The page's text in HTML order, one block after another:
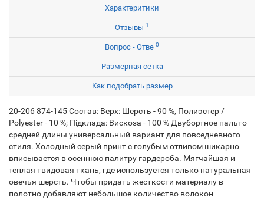
Характеритики
Отзывы 1
Вопрос - Отве 0
Размерная сетка
Как подобрать размер
20-206 874-145 Состав: Верх: Шерсть - 90 %, Полиэстер /
Polyester - 10 %; Підклада: Вискоза - 100 % Двубортное пальто
средней длины универсальный вариант для повседневного
стиля. Холодный серый принт с голубым отливом шикарно
вписывается в осеннюю палитру гардероба. Мягчайшая и
теплая твидовая ткань, где используется только натуральная
овечья шерсть. Чтобы придать жесткости материалу в
полотно добавляют небольшое количество волокон